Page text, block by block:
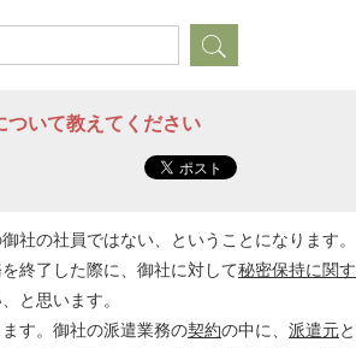
ついて教えてください
社の社員ではない、ということになります。
終了した際に、御社に対して秘密保持に関す
と思います。
す。御社の派遣業務の契約の中に、 派遣元と